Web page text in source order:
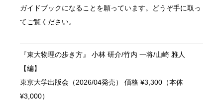
ガイドブックになることを願っています。どうぞ手に取っ
てご覧ください。
『東大物理の歩き方』 小林 研介/竹内 一将/山崎 雅人
【編】
東京大学出版会（2026/04発売） 価格 ¥3,300（本体
¥3,000）